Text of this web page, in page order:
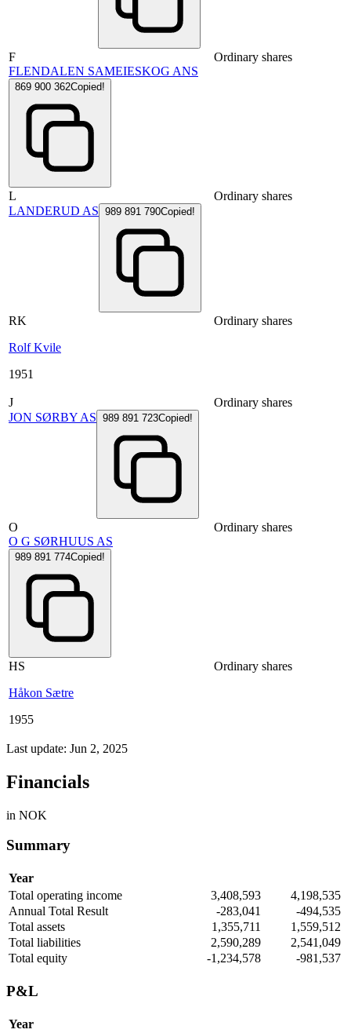
F
FLENDALEN SAMEIESKOG ANS
869 900 362Copied!
Ordinary shares
L
LANDERUD AS 989 891 790Copied!
Ordinary shares
RK
Rolf Kvile
1951
Ordinary shares
J
JON SØRBY AS 989 891 723Copied!
Ordinary shares
O
O G SØRHUUS AS
989 891 774Copied!
Ordinary shares
HS
Håkon Sætre
1955
Ordinary shares
Last update: Jun 2, 2025
Financials
in NOK
Summary
Year
Total operating income
3,408,593
4,198,535
Annual Total Result
-283,041
-494,535
Total assets
1,355,711
1,559,512
Total liabilities
2,590,289
2,541,049
Total equity
-1,234,578 -981,537
P&L
Year